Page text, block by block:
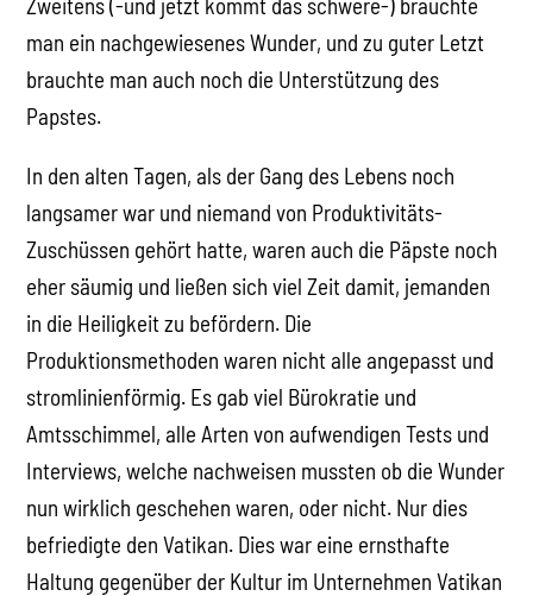
man ein nachgewiesenes Wunder, und zu guter Letzt
brauchte man auch noch die Unterstützung des
Papstes.
In den alten Tagen, als der Gang des Lebens noch
langsamer war und niemand von Produktivitäts-
Zuschüssen gehört hatte, waren auch die Päpste noch
eher säumig und ließen sich viel Zeit damit, jemanden
in die Heiligkeit zu befördern. Die
Produktionsmethoden waren nicht alle angepasst und
stromlinienförmig. Es gab viel Bürokratie und
Amtsschimmel, alle Arten von aufwendigen Tests und
Interviews, welche nachweisen mussten ob die Wunder
nun wirklich geschehen waren, oder nicht. Nur dies
befriedigte den Vatikan. Dies war eine ernsthafte
Haltung gegenüber der Kultur im Unternehmen Vatikan